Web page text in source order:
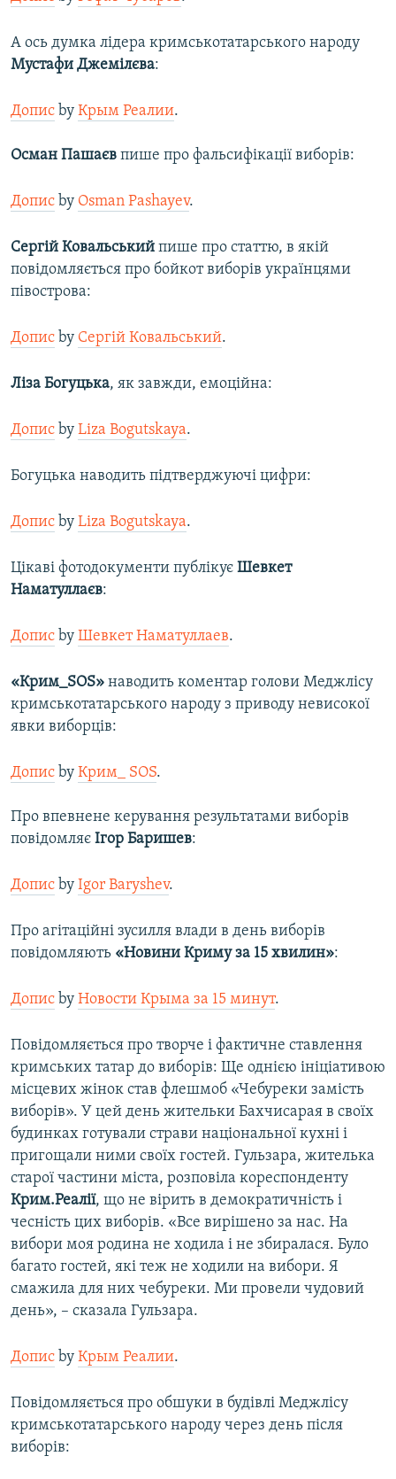
А ось думка лідера кримськотатарського народу
Мустафи Джемілєва:
Допис by Крым Реалии.
Осман Пашаєв пише про фальсифікації виборів:
Допис by Osman Pashayev.
Сергій Ковальський пише про статтю, в якій
повідомляється про бойкот виборів українцями
півострова:
Допис by Сергій Ковальський.
Ліза Богуцька, як завжди, емоційна:
Допис by Liza Bogutskaya.
Богуцька наводить підтверджуючі цифри:
Допис by Liza Bogutskaya.
Цікаві фотодокументи публікує Шевкет
Наматуллаєв:
Допис by Шевкет Наматуллаев.
«Крим_SOS» наводить коментар голови Меджлісу
кримськотатарського народу з приводу невисокої
явки виборців:
Допис by Крим_ SOS.
Про впевнене керування результатами виборів
повідомляє Ігор Баришев:
Допис by Igor Baryshev.
Про агітаційні зусилля влади в день виборів
повідомляють «Новини Криму за 15 хвилин»:
Допис by Новости Крыма за 15 минут.
Повідомляється про творче і фактичне ставлення
кримських татар до виборів: Ще однією ініціативою
місцевих жінок став флешмоб «Чебуреки замість
виборів». У цей день жительки Бахчисарая в своїх
будинках готували страви національної кухні і
пригощали ними своїх гостей. Гульзара, жителька
старої частини міста, розповіла кореспонденту
Крим.Реалії, що не вірить в демократичність і
чесність цих виборів. «Все вирішено за нас. На
вибори моя родина не ходила і не збиралася. Було
багато гостей, які теж не ходили на вибори. Я
смажила для них чебуреки. Ми провели чудовий
день», – сказала Гульзара.
Допис by Крым Реалии.
Повідомляється про обшуки в будівлі Меджлісу
кримськотатарського народу через день після
виборів: